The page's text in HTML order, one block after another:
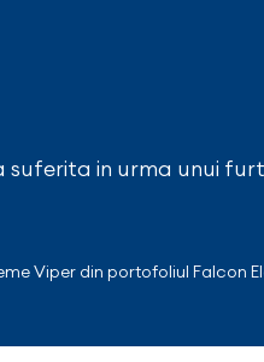
in urma unui
Viper din portofoliul Falcon